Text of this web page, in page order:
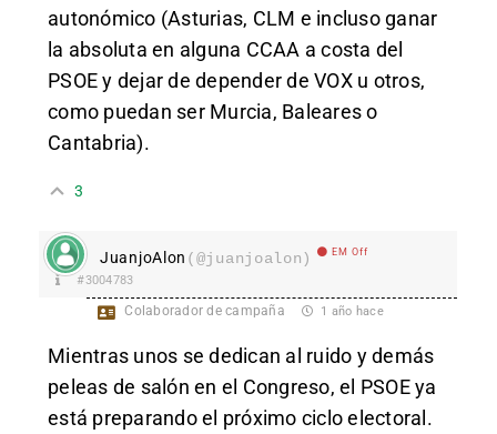
autonómico (Asturias, CLM e incluso ganar
la absoluta en alguna CCAA a costa del
PSOE y dejar de depender de VOX u otros,
como puedan ser Murcia, Baleares o
Cantabria).
3
JuanjoAlon (@juanjoalon) EM Off
#3004783
Colaborador de campaña 1 año hace
Mientras unos se dedican al ruido y demás
peleas de salón en el Congreso, el PSOE ya
está preparando el próximo ciclo electoral.